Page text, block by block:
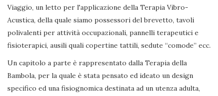
Viaggio, un letto per l'applicazione della Terapia Vibro-
Acustica, della quale siamo possessori del brevetto, tavoli
polivalenti per attività occupazionali, pannelli terapeutici e
fisioterapici, ausili quali copertine tattili, sedute “comode” ecc.
Un capitolo a parte è rappresentato dalla Terapia della
Bambola, per la quale è stata pensato ed ideato un design
specifico ed una fisiognomica destinata ad un utenza adulta,